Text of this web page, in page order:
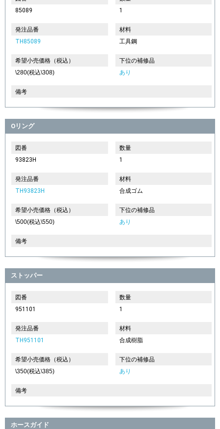
85089
1
発注品番
TH85089
材料
工具鋼
希望小売価格（税込）
\280(税込\308)
下位の補修品
あり
備考
Oリング
図番
93823H
数量
1
発注品番
TH93823H
材料
合成ゴム
希望小売価格（税込）
\500(税込\550)
下位の補修品
あり
備考
ストッパー
図番
951101
数量
1
発注品番
TH951101
材料
合成樹脂
希望小売価格（税込）
\350(税込\385)
下位の補修品
あり
備考
ホースガイド